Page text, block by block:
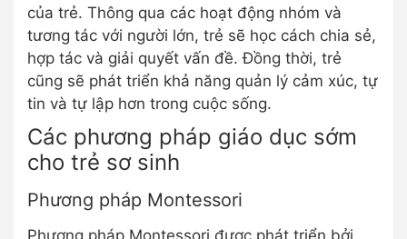
của trẻ. Thông qua các hoạt động nhóm và
tương tác với người lớn, trẻ sẽ học cách chia sẻ,
hợp tác và giải quyết vấn đề. Đồng thời, trẻ
cũng sẽ phát triển khả năng quản lý cảm xúc, tự
tin và tự lập hơn trong cuộc sống.
Các phương pháp giáo dục sớm
cho trẻ sơ sinh
Phương pháp Montessori
Phương pháp Montessori được phát triển bởi